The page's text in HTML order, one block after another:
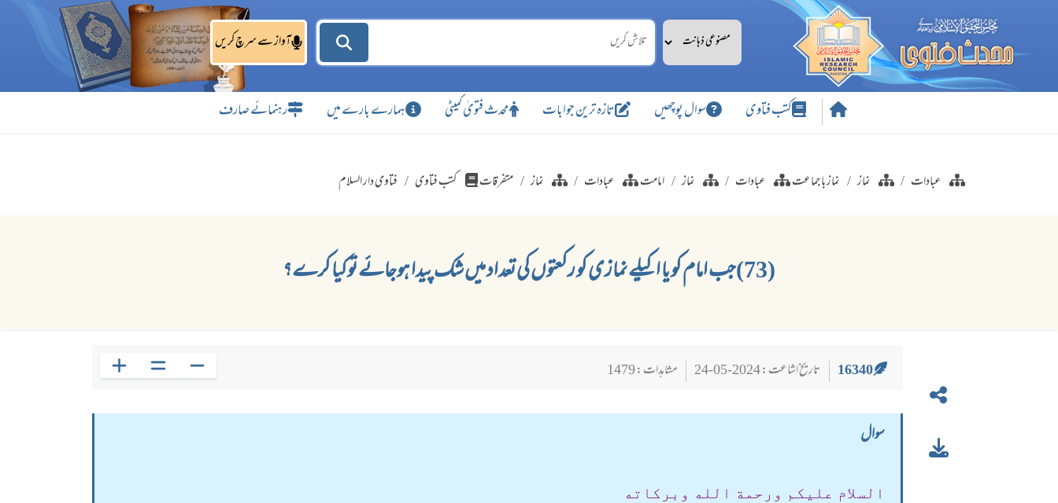
آواز سے سرچ کریں
کتب فتاوی سوال پوچھیں تازہ ترین جوابات محدث فتویٰ کمیٹی ہمارے بارے میں رہنمائے صارف
عبادات نماز نماز باجماعت عبادات نماز امامت عبادات نماز متفرقات کتب فتاوی فتاوی دار السلام
(73)جب امام کو یا اکیلے نمازی کو رکعتوں کی تعداد میں شک پیدا ہوجائے توکیا کرے؟
16340 تاریخ اشاعت : 2024-05-24 مشاہدات : 1479
سوال
السلام عليكم ورحمة الله وبركاته